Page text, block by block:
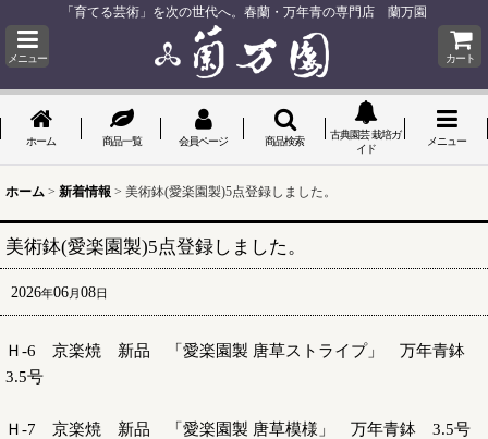
「育てる芸術」を次の世代へ。春蘭・万年青の専門店 蘭万園
メニュー カート
ホーム 商品一覧 会員ページ 商品検索
古典園芸 栽培ガ
イド
メニュー
ホーム > 新着情報 > 美術鉢(愛楽園製)5点登録しました。
美術鉢(愛楽園製)5点登録しました。
2026年06月08日
Ｈ-6 京楽焼 新品 「愛楽園製 唐草ストライプ」 万年青鉢
3.5号
Ｈ-7 京楽焼 新品 「愛楽園製 唐草模様」 万年青鉢 3.5号